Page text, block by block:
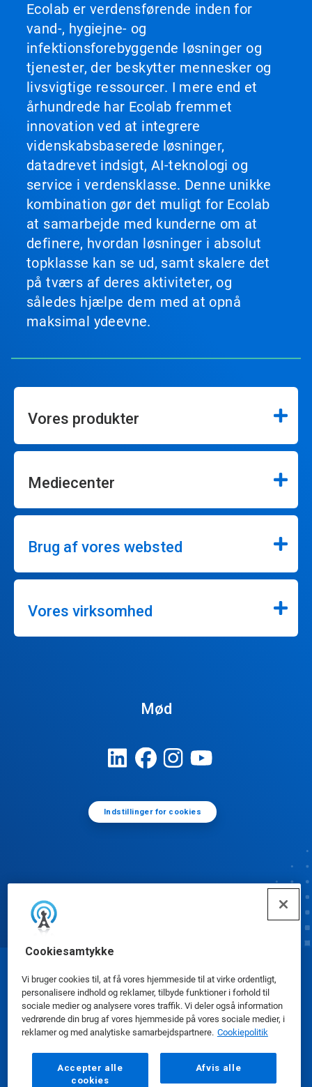
Cookiesamtykke
Vi bruger cookies til, at få vores hjemmeside til at virke ordentligt,
personalisere indhold og reklamer, tilbyde funktioner i forhold til
sociale medier og analysere vores traffik. Vi deler også information
vedrørende din brug af vores hjemmeside på vores sociale medier, i
reklamer og med analytiske samarbejdspartnere. Cookiepolitik
Accepter alle
cookies
Afvis alle
Ecolab er verdensførende inden for
vand-, hygiejne- og
infektionsforebyggende løsninger og
tjenester, der beskytter mennesker og
livsvigtige ressourcer. I mere end et
århundrede har Ecolab fremmet
innovation ved at integrere
videnskabsbaserede løsninger,
datadrevet indsigt, AI-teknologi og
service i verdensklasse. Denne unikke
kombination gør det muligt for Ecolab
at samarbejde med kunderne om at
definere, hvordan løsninger i absolut
topklasse kan se ud, samt skalere det
på tværs af deres aktiviteter, og
således hjælpe dem med at opnå
maksimal ydeevne.
Vores produkter
Mediecenter
Brug af vores websted
Vores virksomhed
Mød
Indstillinger for cookies
© Ecolab Inc. 2025
Sikkerhedsdatablade|Privatlivspolitik|Betingelser
for brug